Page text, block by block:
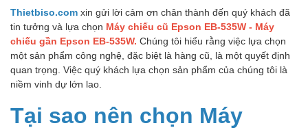
Thietbiso.com xin gửi lời cảm ơn chân thành đến quý khách đã
tin tưởng và lựa chọn Máy chiếu cũ Epson EB-535W - Máy
chiếu gần Epson EB-535W. Chúng tôi hiểu rằng việc lựa chọn
một sản phẩm công nghệ, đặc biệt là hàng cũ, là một quyết định
quan trọng. Việc quý khách lựa chọn sản phẩm của chúng tôi là
niềm vinh dự lớn lao.
Tại sao nên chọn Máy